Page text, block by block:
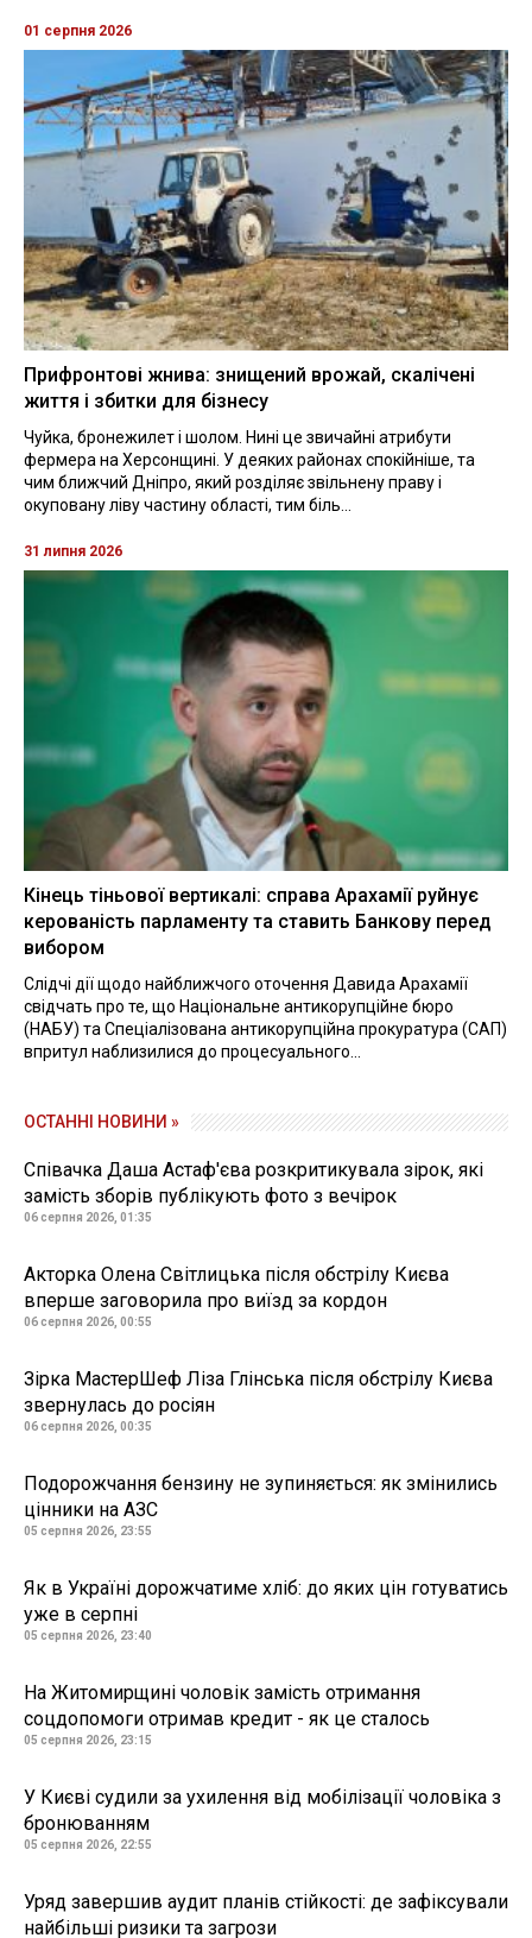
01 серпня 2026
Прифронтові жнива: знищений врожай, скалічені
життя і збитки для бізнесу
Чуйка, бронежилет і шолом. Нині це звичайні атрибути
фермера на Херсонщині. У деяких районах спокійніше, та
чим ближчий Дніпро, який розділяє звільнену праву і
окуповану ліву частину області, тим біль...
31 липня 2026
Кінець тіньової вертикалі: справа Арахамії руйнує
керованість парламенту та ставить Банкову перед
вибором
Слідчі дії щодо найближчого оточення Давида Арахамії
свідчать про те, що Національне антикорупційне бюро
(НАБУ) та Спеціалізована антикорупційна прокуратура (САП)
впритул наблизилися до процесуального...
ОСТАННІ НОВИНИ »
Співачка Даша Астаф'єва розкритикувала зірок, які
замість зборів публікують фото з вечірок
06 серпня 2026, 01:35
Акторка Олена Світлицька після обстрілу Києва
вперше заговорила про виїзд за кордон
06 серпня 2026, 00:55
Зірка МастерШеф Ліза Глінська після обстрілу Києва
звернулась до росіян
06 серпня 2026, 00:35
Подорожчання бензину не зупиняється: як змінились
цінники на АЗС
05 серпня 2026, 23:55
Як в Україні дорожчатиме хліб: до яких цін готуватись
уже в серпні
05 серпня 2026, 23:40
На Житомирщині чоловік замість отримання
соцдопомоги отримав кредит - як це сталось
05 серпня 2026, 23:15
У Києві судили за ухилення від мобілізації чоловіка з
бронюванням
05 серпня 2026, 22:55
Уряд завершив аудит планів стійкості: де зафіксували
найбільші ризики та загрози